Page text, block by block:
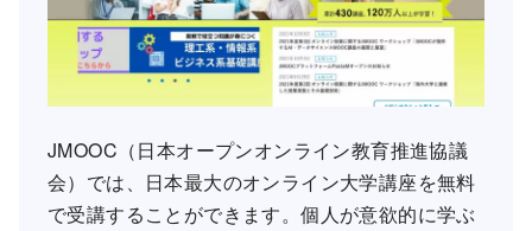
JMOOC（日本オープンオンライン教育推進協議
会）では、日本最大のオンライン大学講座を無料
で受講することができます。個人が意欲的に学ぶ